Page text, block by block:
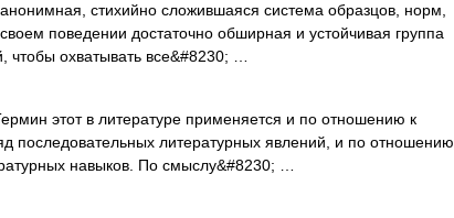
стихийно сложившаяся система образцов, норм,
поведении достаточно обширная и устойчивая группа
охватывать все&#8230; …
этот в литературе применяется и по отношению к
последовательных литературных явлений, и по отношению
навыков. По смыслу&#8230; …